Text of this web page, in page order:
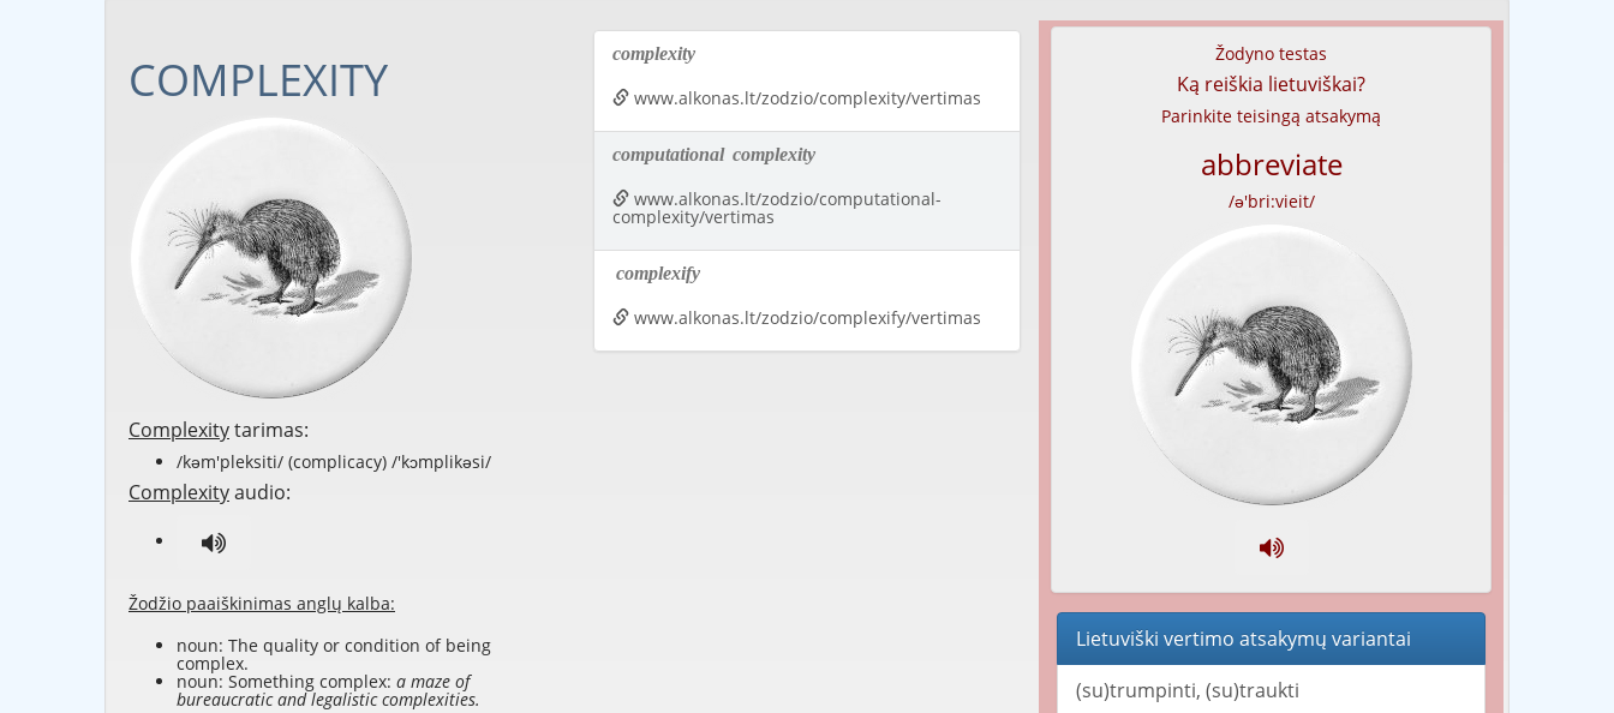
COMPLEXITY
Complexitytarimas:
/kəm'pleksiti/ (complicacy) /'kɔmplikəsi/
Complexityaudio:
Žodžio paaiškinimas anglų kalba:
noun: The quality or condition of being
complex.
noun: Something complex: a maze of
bureaucratic and legalistic complexities.
complexity
www.alkonas.lt/zodzio/complexity/vertimas
computational complexity
www.alkonas.lt/zodzio/computational-
complexity/vertimas
complexify
www.alkonas.lt/zodzio/complexify/vertimas
Žodyno testas
Ką reiškia lietuviškai?
Parinkite teisingą atsakymą
abbreviate
/ə'bri:vieit/
Lietuviški vertimo atsakymų variantai
(su)trumpinti, (su)traukti